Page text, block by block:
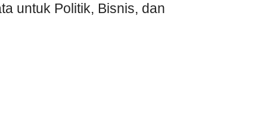
untuk Politik, Bisnis, dan